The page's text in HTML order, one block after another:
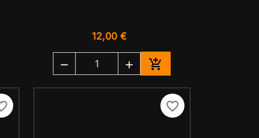
au panier
12,00 €
  
Ajouter au panier
favorite_border